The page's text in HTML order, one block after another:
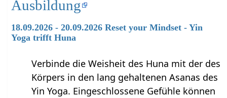
Ausbildung
18.09.2026 - 20.09.2026 Reset your Mindset - Yin
Yoga trifft Huna
Verbinde die Weisheit des Huna mit der des
Körpers in den lang gehaltenen Asanas des
Yin Yoga. Eingeschlossene Gefühle können